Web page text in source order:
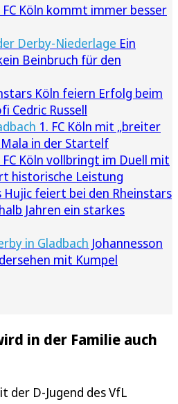
FC Köln kommt immer besser
Derby-Niederlage Ein
Beinbruch für den
Köln feiern Erfolg beim
Cedric Russell
1. FC Köln mit „breiter
Mala in der Startelf
FC Köln vollbringt im Duell mit
historische Leistung
Hujic feiert bei den Rheinstars
Jahren ein starkes
in Gladbach Johannesson
mit Kumpel
in der Familie auch
der D-Jugend des VfL